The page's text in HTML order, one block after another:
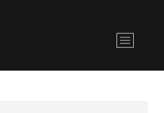
M
e
u